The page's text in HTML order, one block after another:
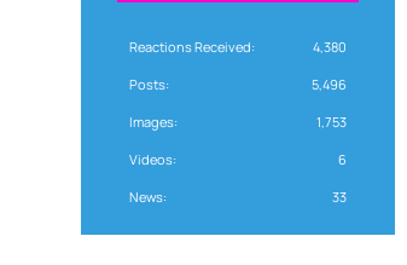
Reactions Received 4,380
Posts 5,496
Images 1,753
Videos 6
News 33